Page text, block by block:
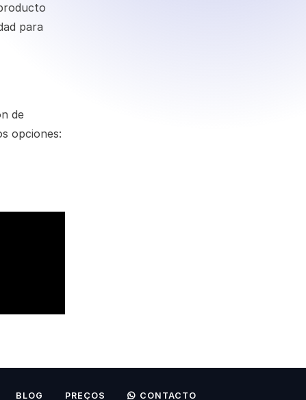
para
de
opciones:
BLOG PREÇOS CONTACTO